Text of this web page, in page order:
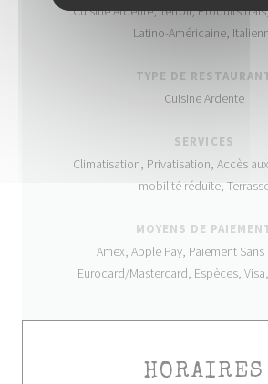
Cuisine Ardente, Terroir, Produits
Latino-Américaine,
TYPE DE
Cuisine Ardente
SERVICES
Climatisation, Privatisation, Accès
mobilité réduite,
MOYENS DE
Amex, Apple Pay, Paiement
Eurocard/Mastercard, Espèces,
HORAIRES